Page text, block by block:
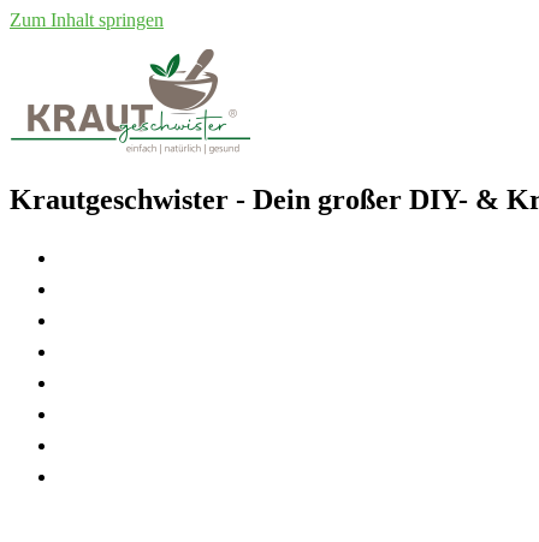
Zum Inhalt springen
Krautgeschwister - Dein großer DIY- &